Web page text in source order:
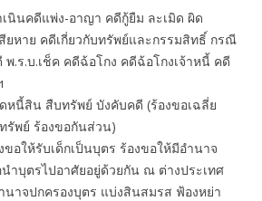
นินคดีแพ่ง-อาญา คดีกู้ยืม ละเมิด ผิด
ยหาย คดีเกี่ยวกับทรัพย์และกรรมสิทธิ์ กรณี
.ร.บ.เช็ค คดีฉ้อโกง คดีฉ้อโกงเจ้าหนี้ คดี
หนี้สิน สืบทรัพย์ บังคับคดี (ร้องขอเฉลี่ย
รัพย์ ร้องขอกันส่วน)
อให้รับเด็กเป็นบุตร ร้องขอให้มีอำนาจ
ำบุตรไปอาศัยอยู่ด้วยกัน ณ ต่างประเทศ
นาจปกครองบุตร แบ่งสินสมรส ฟ้องหย่า